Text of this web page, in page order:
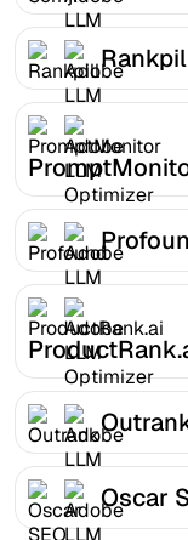
Oscar